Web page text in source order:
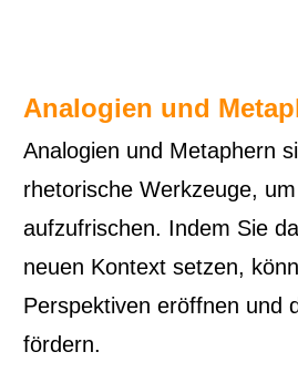
Analogien und
Analogien und Metaphern
rhetorische Werkzeuge,
aufzufrischen. Indem Sie
neuen Kontext setzen,
Perspektiven eröffnen und
fördern.